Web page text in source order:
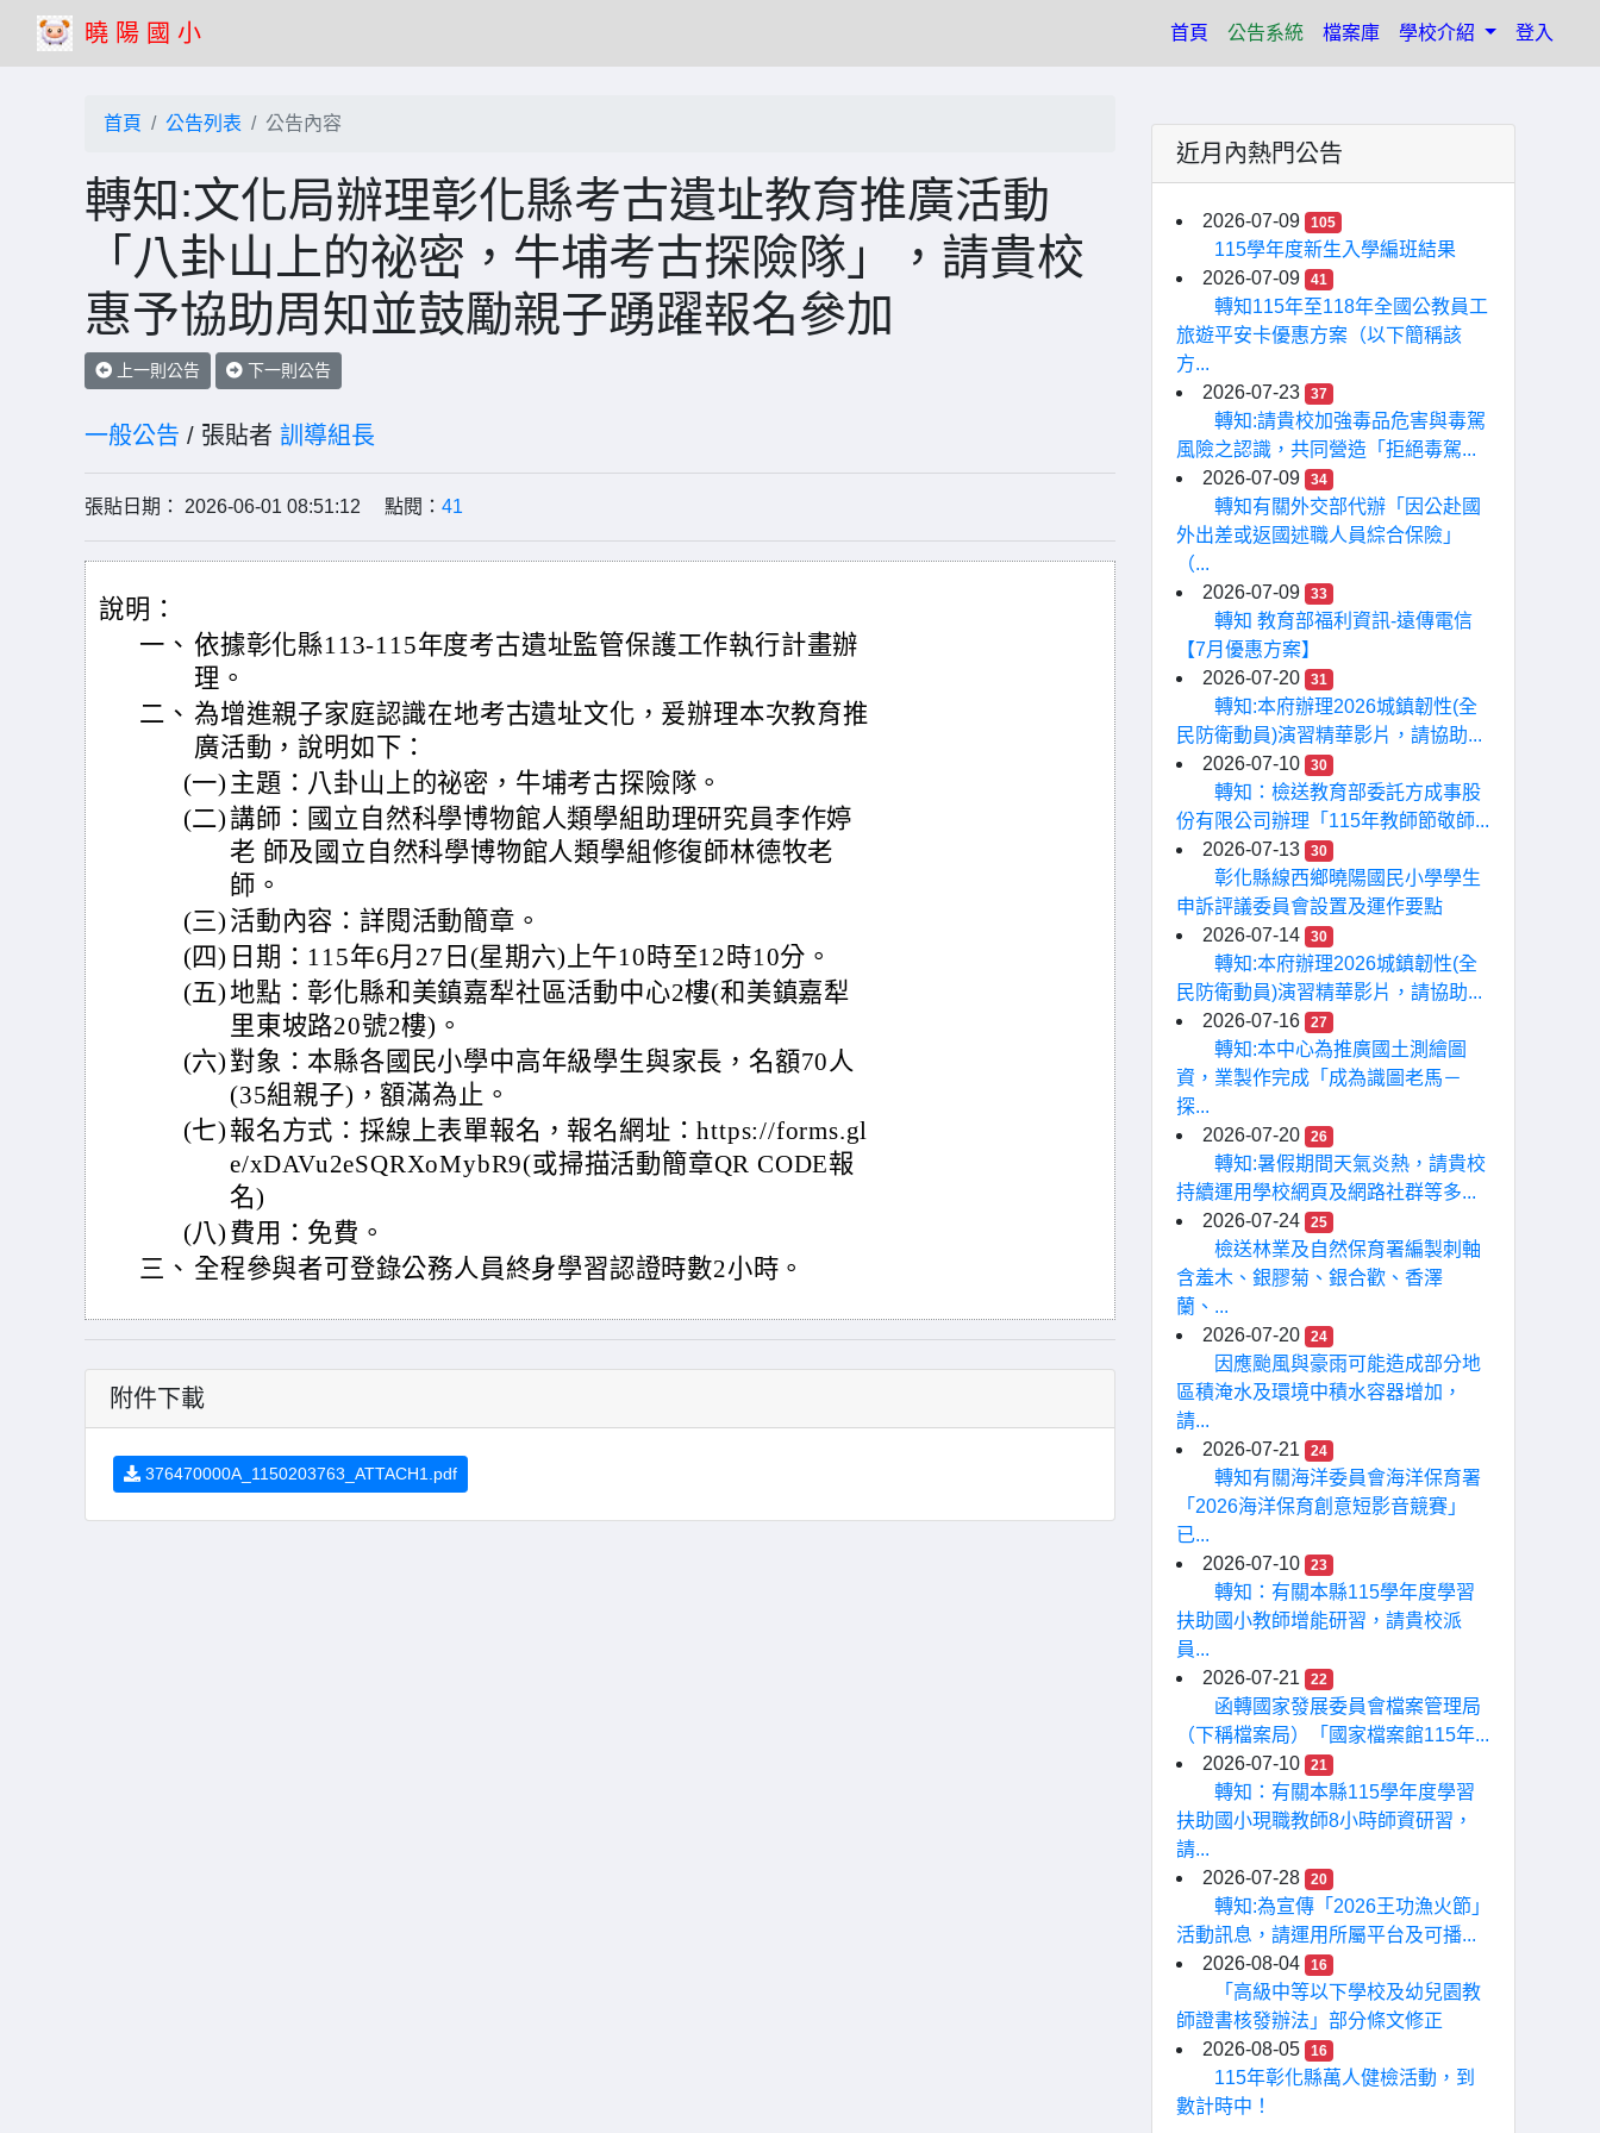
曉 陽 國 小 首頁 (current)
公告系統 檔案庫 學校介紹 登入
首頁 公告列表 公告內容
轉知:文化局辦理彰化縣考古遺址教育推廣活動
「八卦山上的祕密，牛埔考古探險隊」，請貴校
惠予協助周知並鼓勵親子踴躍報名參加
上一則公告 下一則公告
一般公告 / 張貼者 訓導組長
張貼日期： 2026-06-01 08:51:12 點閱： 41
說明：
一、 依據彰化縣113-115年度考古遺址監管保護工作執行計畫辦
理。
二、 為增進親子家庭認識在地考古遺址文化，爰辦理本次教育推
廣活動，說明如下：
(一) 主題：八卦山上的祕密，牛埔考古探險隊。
(二)講師：國立自然科學博物館人類學組助理研究員李作婷
老 師及國立自然科學博物館人類學組修復師林德牧老
師。
(三) 活動內容：詳閱活動簡章。
(四) 日期：115年6月27日(星期六)上午10時至12時10分。
(五)地點：彰化縣和美鎮嘉犁社區活動中心2樓(和美鎮嘉犁
里東坡路20號2樓)。
(六) 對象：本縣各國民小學中高年級學生與家長，名額70人
(35組親子)，額滿為止。
(七) 報名方式：採線上表單報名，報名網址：https://forms.gl
e/xDAVu2eSQRXoMybR9(或掃描活動簡章QR CODE報
名)
(八) 費用：免費。
三、 全程參與者可登錄公務人員終身學習認證時數2小時。
附件下載
376470000A_1150203763_ATTACH1.pdf
近月內熱門公告
2026-07-09 105
115學年度新生入學編班結果
2026-07-09
41
轉知115年至118年全國公教員工
旅遊平安卡優惠方案（以下簡稱該
方...
2026-07-23
37
轉知:請貴校加強毒品危害與毒駕
風險之認識，共同營造「拒絕毒駕...
2026-07-09
34
轉知有關外交部代辦「因公赴國
外出差或返國述職人員綜合保險」
（...
2026-07-09
33
轉知 教育部福利資訊-遠傳電信
【7月優惠方案】
2026-07-20
31
轉知:本府辦理2026城鎮韌性(全
民防衛動員)演習精華影片，請協助...
2026-07-10
30
轉知：檢送教育部委託方成事股
份有限公司辦理「115年教師節敬師...
2026-07-13
30
彰化縣線西鄉曉陽國民小學學生
申訴評議委員會設置及運作要點
2026-07-14
30
轉知:本府辦理2026城鎮韌性(全
民防衛動員)演習精華影片，請協助...
2026-07-16
27
轉知:本中心為推廣國土測繪圖
資，業製作完成「成為識圖老馬－
探...
2026-07-20
26
轉知:暑假期間天氣炎熱，請貴校
持續運用學校網頁及網路社群等多...
2026-07-24
25
檢送林業及自然保育署編製刺軸
含羞木、銀膠菊、銀合歡、香澤
蘭、...
2026-07-20
24
因應颱風與豪雨可能造成部分地
區積淹水及環境中積水容器增加，
請...
2026-07-21
24
轉知有關海洋委員會海洋保育署
「2026海洋保育創意短影音競賽」
已...
2026-07-10
23
轉知：有關本縣115學年度學習
扶助國小教師增能研習，請貴校派
員...
2026-07-21
22
函轉國家發展委員會檔案管理局
（下稱檔案局）「國家檔案館115年...
2026-07-10
21
轉知：有關本縣115學年度學習
扶助國小現職教師8小時師資研習，
請...
2026-07-28
20
轉知:為宣傳「2026王功漁火節」
活動訊息，請運用所屬平台及可播...
2026-08-04
16
「高級中等以下學校及幼兒園教
師證書核發辦法」部分條文修正
2026-08-05
16
115年彰化縣萬人健檢活動，到
數計時中！